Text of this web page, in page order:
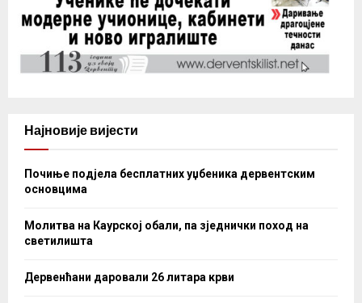
Најновије вијести
Почиње подјела бесплатних уџбеника дервентским
основцима
Молитва на Каурској обали, па зједнички поход на
светилишта
Дервенћани даровали 26 литара крви